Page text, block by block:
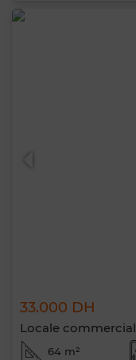
33.000 DH
Locale
64 m²